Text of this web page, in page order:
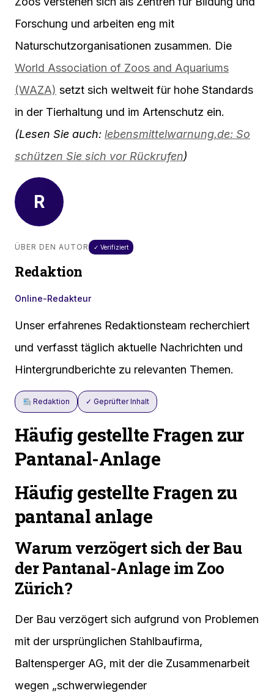
Forschung und arbeiten eng mit
Naturschutzorganisationen zusammen. Die
World Association of Zoos and Aquariums
(WAZA) setzt sich weltweit für hohe Standards
in der Tierhaltung und im Artenschutz ein.
(Lesen Sie auch: lebensmittelwarnung.de: So
schützen Sie sich vor Rückrufen)
R
ÜBER DEN AUTOR ✓ Verifiziert
Redaktion
Online-Redakteur
Unser erfahrenes Redaktionsteam recherchiert
und verfasst täglich aktuelle Nachrichten und
Hintergrundberichte zu relevanten Themen.
Redaktion ✓ Geprüfter Inhalt
Häufig gestellte Fragen zur
Pantanal-Anlage
Häufig gestellte Fragen zu
pantanal anlage
Warum verzögert sich der Bau
der Pantanal-Anlage im Zoo
Zürich?
Der Bau verzögert sich aufgrund von Problemen
mit der ursprünglichen Stahlbaufirma,
Baltensperger AG, mit der die Zusammenarbeit
wegen „schwerwiegender